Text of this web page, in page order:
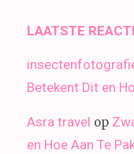
LAATSTE
Betekent Dit en
Asra travel op
en Hoe Aan Te